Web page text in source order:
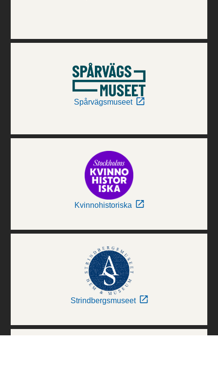
Spårvägsmuseet
Kvinnohistoriska
Strindbergsmuseet